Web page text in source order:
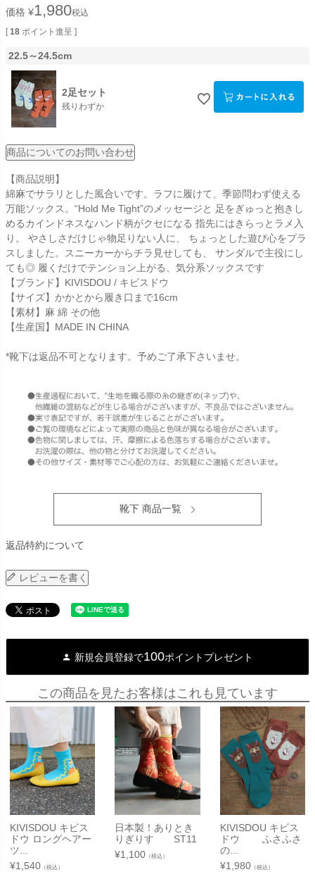
価格 ¥1,980税込
[ 18 ポイント進呈 ]
22.5～24.5cm
2足セット
残りわずか
商品についてのお問い合わせ
【商品説明】
綿麻でサラリとした風合いです。ラフに履けて、季節問わず使える
万能ソックス。“Hold Me Tight”のメッセージと 足をぎゅっと抱きし
めるカインドネスなハンド柄がクセになる 指先にはきらっとラメ入
り。 やさしさだけじゃ物足りない人に、 ちょっとした遊び心をプラ
スしました。スニーカーからチラ見せしても、 サンダルで主役にし
ても◎ 履くだけでテンション上がる、気分系ソックスです
【ブランド】KIVISDOU / キビスドウ
【サイズ】かかとから履き口まで16cm
【素材】麻 綿 その他
【生産国】MADE IN CHINA
*靴下は返品不可となります。予めご了承下さいませ。
靴下 商品一覧
返品特約について
レビューを書く
新規会員登録で100ポイントプレゼント
この商品を見たお客様はこれも見ています
KIVISDOU キビス
ドウ ロングヘアー
ツ...
¥1,540 （税込）
日本製！ありとき
りぎりす ST11
¥1,100 （税込）
KIVISDOU キビス
ドウ ふさふさ
の...
¥1,980（税込）